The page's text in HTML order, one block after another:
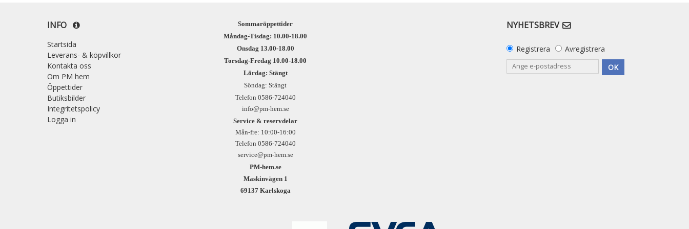
INFO
Startsida
Leverans- & köpvillkor
Kontakta oss
Om PM hem
Öppettider
Butiksbilder
Integritetspolicy
Logga in
Sommaröppettider
Måndag-Tisdag: 10.00-18.00
Onsdag 13.00-18.00
Torsdag-Fredag 10.00-18.00
Lördag: Stängt
Söndag: Stängt
Telefon 0586-724040
info@pm-hem.se
Service & reservdelar
Mån-fre: 10:00-16:00
Telefon 0586-724040
service@pm-hem.se
PM-hem.se
Maskinvägen 1
69137 Karlskoga
NYHETSBREV
Registrera
Avregistrera
OK